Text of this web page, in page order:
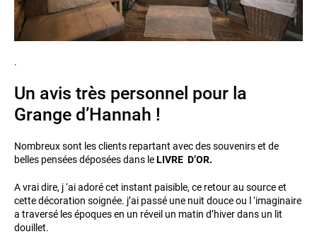
.
Un avis très personnel pour la
Grange d’Hannah !
Nombreux sont les clients repartant avec des souvenirs et de
belles pensées déposées dans leLIVRE D’OR.
A vrai dire, j ‘ai adoré cet instant paisible, ce retour au source et
cette décoration soignée. j’ai passé une nuit douce ou l ‘imaginaire
a traversé les époques en un réveil un matin d’hiver dans un lit
douillet.